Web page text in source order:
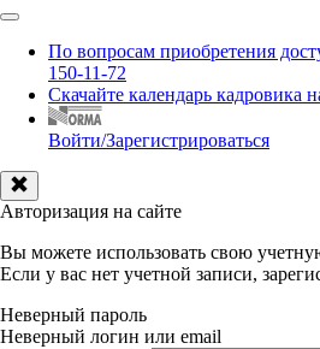
По вопросам приобретения
150-11-72
Скачайте календарь кадровика
Войти/Зарегистрироваться
Авторизация на сайте
Вы можете использовать свою
Если у вас нет учетной записи,
Неверный пароль
Неверный логин или email